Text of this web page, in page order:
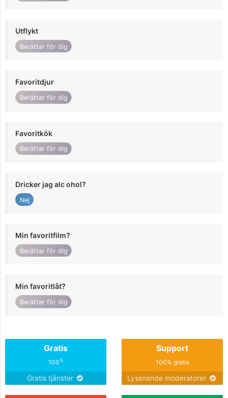
Utflykt
Berättar för dig
Favoritdjur
Berättar för dig
Favoritkök
Berättar för dig
Dricker jag alc ohol?
Nej
Min favoritfilm?
Berättar för dig
Min favoritlåt?
Berättar för dig
Gratis
100%
Gratis tjänster
Support
100% gratis
Lyssnande moderatorer